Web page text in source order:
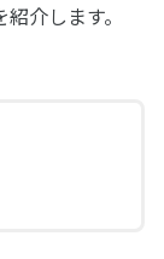
介します。